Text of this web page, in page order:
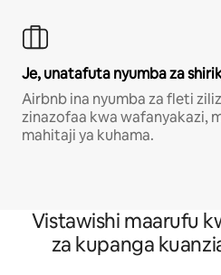
Je, unatafuta nyumba za
Airbnb ina nyumba za fleti
zinazofaa kwa wafanyakazi,
mahitaji ya kuhama.
Vistawishi maarufu
za kupanga